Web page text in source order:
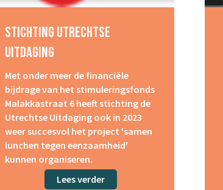
Stichting Utrechtse
Uitdaging
Met onder meer de financiële
bijdrage van het stimuleringsfonds
Malakkastraat 6 heeft stichting de
Utrechtse Uitdaging ook in 2023
weer succesvol het project 'samen
lunchen tegen eenzaamheid'
kunnen organiseren.
Lees verderabout Stichting Utrechtse